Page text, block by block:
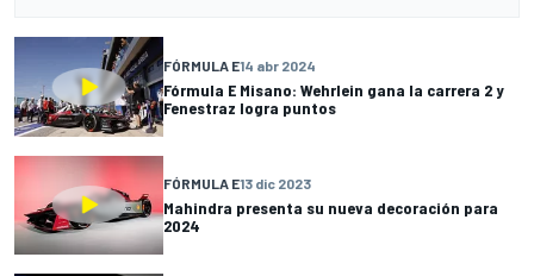
FÓRMULA E14 abr 2024
Fórmula E Misano: Wehrlein gana la carrera 2 y
Fenestraz logra puntos
FÓRMULA E13 dic 2023
Mahindra presenta su nueva decoración para
2024